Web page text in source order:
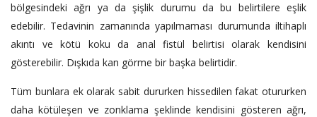
bölgesindeki ağrı ya da şişlik durumu da bu belirtilere eşlik
edebilir. Tedavinin zamanında yapılmaması durumunda iltihaplı
akıntı ve kötü koku da anal fistül belirtisi olarak kendisini
gösterebilir. Dışkıda kan görme bir başka belirtidir.
Tüm bunlara ek olarak sabit dururken hissedilen fakat otururken
daha kötüleşen ve zonklama şeklinde kendisini gösteren ağrı,